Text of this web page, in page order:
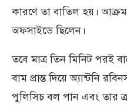
কারণে তা বাতিল হয়।
অফসাইডে ছিলেন।
তবে মাত্র তিন মিনিট পরই
বাম প্রান্ত দিয়ে অ্যান্টনি
পুলিসিচ বল পান এবং তার